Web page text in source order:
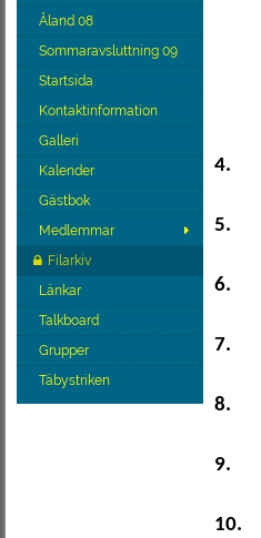
Åland 08
Sommaravsluttning 09
Startsida
Kontaktinformation
Galleri
Kalender
Gästbok
Medlemmar
Filarkiv
Länkar
Talkboard
Grupper
Täbystriken
4.
5.
6.
7.
8.
9.
10.